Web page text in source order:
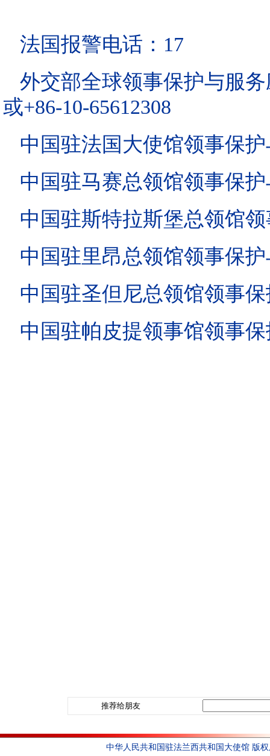
法国报警电话：17
外交部全球领事保护与服务
或+86-10-65612308
中国驻法国大使馆领事保护
中国驻马赛总领馆领事保护
中国驻斯特拉斯堡总领馆
中国驻里昂总领馆领事保护
中国驻圣但尼总领馆领事保
中国驻帕皮提领事馆领事保
推荐给朋友
中华人民共和国驻法兰西共和国大使馆 版